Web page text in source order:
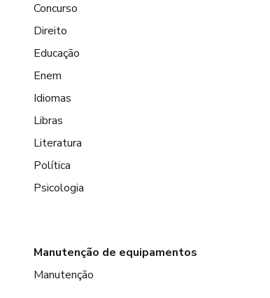
Concurso
Direito
Educação
Enem
Idiomas
Libras
Literatura
Política
Psicologia
Manutenção de equipamentos
Manutenção